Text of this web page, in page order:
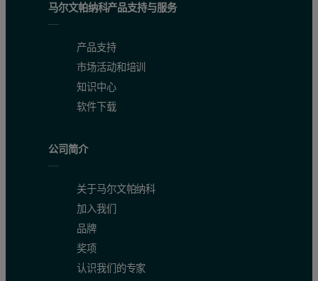
马尔文帕纳科产品支持与服务
产品支持
市场活动和培训
知识中心
软件下载
公司简介
关于马尔文帕纳科
加入我们
品牌
奖项
认识我们的专家